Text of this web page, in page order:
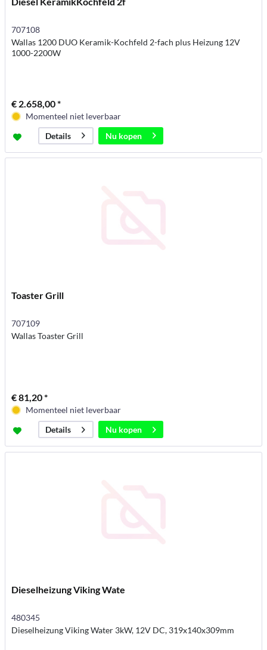
707108
Wallas 1200 DUO Keramik-Kochfeld 2-fach plus Heizung 12V
1000-2200W
€ 2.658,00 *
Momenteel niet leverbaar
Details
Nu kopen
Toaster Grill
707109
Wallas Toaster Grill
€ 81,20 *
Momenteel niet leverbaar
Details
Nu kopen
Dieselheizung Viking Wate
480345
Dieselheizung Viking Water 3kW, 12V DC, 319x140x309mm